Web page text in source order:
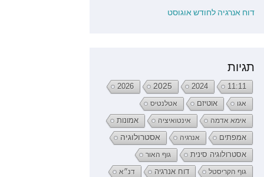
דוח אנרגיה לחודש אוגוסט
תגיות
11:11
2024
2025
2026
אגו אוטיזם אטלנטיס
אימא אדמה אינטואיציה אמונות
אמפתים אנרגיה אסטרולוגיה
אסטרולוגיה סינית גוף האור
גוף הקריסטל דוח אנרגיה דנ״א